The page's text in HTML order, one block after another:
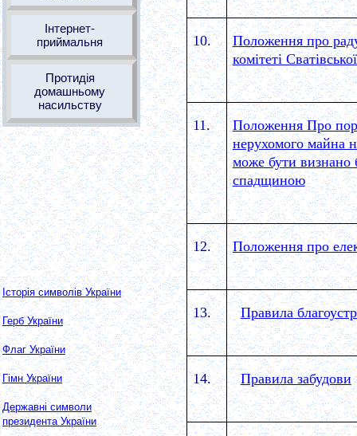
Інтернет-
приймальня
Протидія
домашньому
насильству
Історія символів України
Герб України
Флаг України
Гімн України
Державні символи
президента України
10.
Положення про
комітеті
11.
Положення Про
нерухомого майна
може бути визнано
спадщиною
12. Положення про
13. Правила
14. Правила забудови